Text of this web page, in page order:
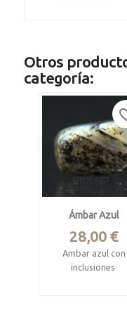
Otros
categoría:
Ámbar Azul
Precio
28,00 €
Ambar azul con
inclusiones